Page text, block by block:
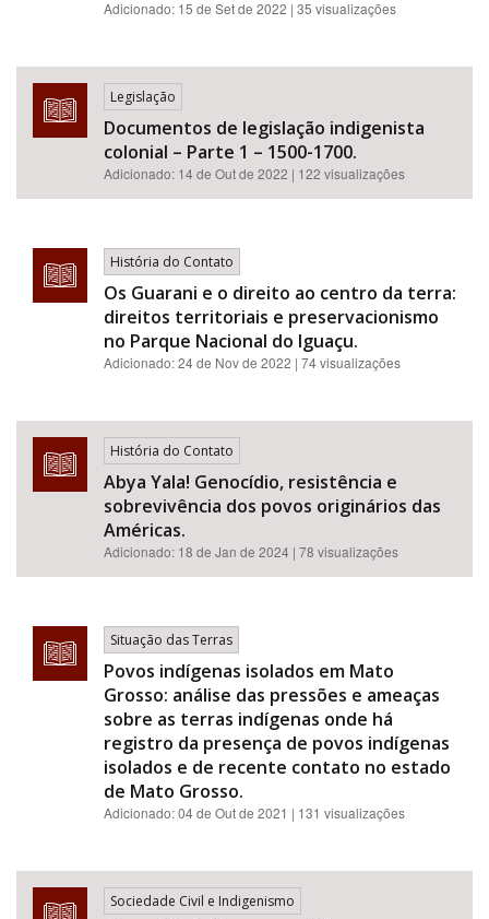
Adicionado: 15 de Set de 2022 | 35 visualizações
Legislação
Documentos de legislação indigenista
colonial – Parte 1 – 1500-1700.
Adicionado: 14 de Out de 2022 | 122 visualizações
História do Contato
Os Guarani e o direito ao centro da terra:
direitos territoriais e preservacionismo
no Parque Nacional do Iguaçu.
Adicionado:24 de Nov de 2022 | 74 visualizações
História do Contato
Abya Yala! Genocídio, resistência e
sobrevivência dos povos originários das
Américas.
Adicionado: 18 de Jan de 2024 | 78 visualizações
Situação das Terras
Povos indígenas isolados em Mato
Grosso: análise das pressões e ameaças
sobre as terras indígenas onde há
registro da presença de povos indígenas
isolados e de recente contato no estado
de Mato Grosso.
Adicionado:04 de Out de 2021 | 131 visualizações
Sociedade Civil e Indigenismo